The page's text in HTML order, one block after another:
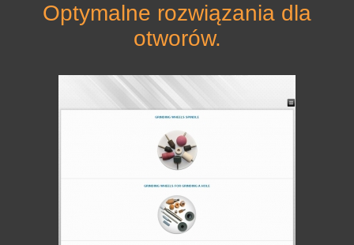
optymalne rozwiązania dla
otworów.